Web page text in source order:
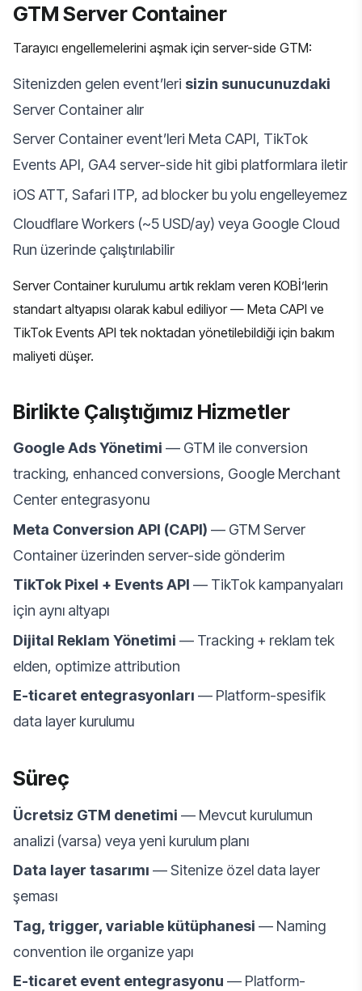
GTM Server Container
Tarayıcı engellemelerini aşmak için server-side GTM:
Sitenizden gelen event’leri sizin sunucunuzdaki
Server Container alır
Server Container event’leri Meta CAPI, TikTok
Events API, GA4 server-side hit gibi platformlara iletir
iOS ATT, Safari ITP, ad blocker bu yolu engelleyemez
Cloudflare Workers (~5 USD/ay) veya Google Cloud
Run üzerinde çalıştırılabilir
Server Container kurulumu artık reklam veren KOBİ’lerin
standart altyapısı olarak kabul ediliyor — Meta CAPI ve
TikTok Events API tek noktadan yönetilebildiği için bakım
maliyeti düşer.
Birlikte Çalıştığımız Hizmetler
Google Ads Yönetimi — GTM ile conversion
tracking, enhanced conversions, Google Merchant
Center entegrasyonu
Meta Conversion API (CAPI) — GTM Server
Container üzerinden server-side gönderim
TikTok Pixel + Events API — TikTok kampanyaları
için aynı altyapı
Dijital Reklam Yönetimi — Tracking + reklam tek
elden, optimize attribution
E-ticaret entegrasyonları — Platform-spesifik
data layer kurulumu
Süreç
Ücretsiz GTM denetimi — Mevcut kurulumun
analizi (varsa) veya yeni kurulum planı
Data layer tasarımı — Sitenize özel data layer
şeması
Tag, trigger, variable kütüphanesi — Naming
convention ile organize yapı
E-ticaret event entegrasyonu — Platform-